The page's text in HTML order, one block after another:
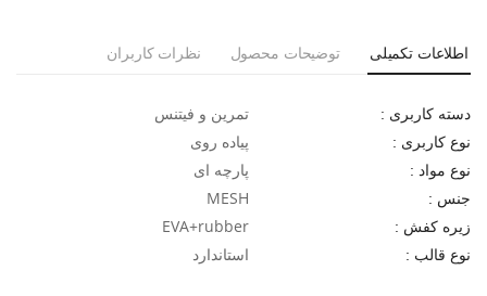
اطلاعات تکمیلی توضیحات محصول نظرات کاربران
دسته کاربری : تمرین و فیتنس
نوع کاربری : پیاده روی
نوع مواد : پارچه ای
جنس : MESH
زیره کفش : EVA+rubber
نوع قالب : استاندارد